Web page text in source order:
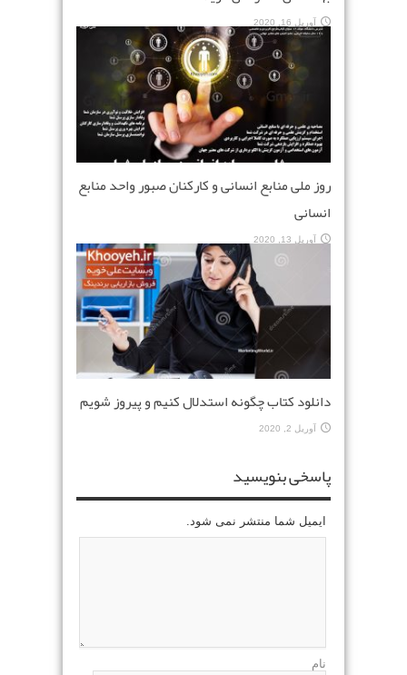
آوریل 16, 2020
روز ملی منابع انسانی و کارکنان صبور واحد منابع
انسانی
آوریل 13, 2020
دانلود کتاب چگونه استدلال کنیم و پیروز شویم
آوریل 2, 2020
پاسخی بنویسید
ایمیل شما منتشر نمی شود.
نام